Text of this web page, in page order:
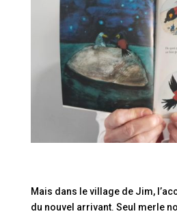
Mais dans le village de Jim,
du nouvel arrivant. Seul merle